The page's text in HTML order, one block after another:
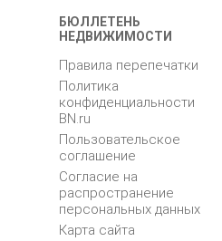
БЮЛЛЕТЕНЬ
НЕДВИЖИМОСТИ
Правила перепечатки
Политика
конфиденциальности
BN.ru
Пользовательское
соглашение
Согласие на
распространение
персональных данных
Карта сайта